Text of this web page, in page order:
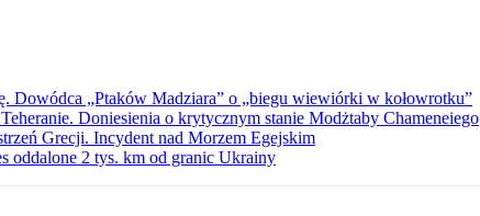
Dowódca „Ptaków Madziara” o „biegu wiewiórki w kołowrotku”
Doniesienia o krytycznym stanie Modżtaby Chameneiego
Grecji. Incydent nad Morzem Egejskim
oddalone 2 tys. km od granic Ukrainy